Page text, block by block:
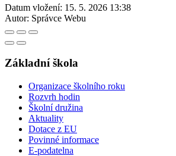
Datum vložení: 15. 5. 2026 13:38
Autor: Správce Webu
Základní škola
Organizace školního roku
Rozvrh hodin
Školní družina
Aktuality
Dotace z EU
Povinné informace
E-podatelna